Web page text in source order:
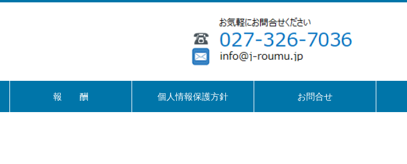
報 酬 個人情報保護方針 お問合せ